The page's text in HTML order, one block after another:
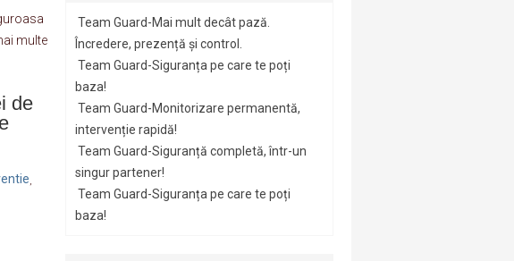
multe
de
Team Guard-Mai mult decât pază.
Încredere, prezență și control.
Team Guard-Siguranța pe care te poți
baza!
Team Guard-Monitorizare permanentă,
intervenție rapidă!
Team Guard-Siguranță completă, într-un
singur partener!
Team Guard-Siguranța pe care te poți
baza!